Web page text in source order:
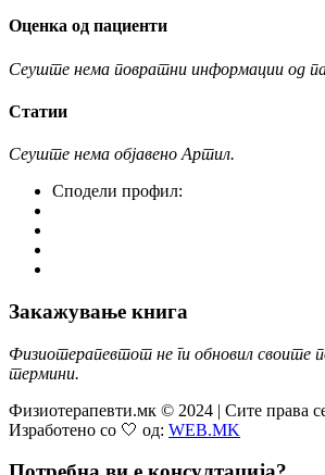
Оценка од пациенти
Сеуште нема повратни информации од
Статии
Сеуште нема објавено Артил.
Сподели профил:
Закажување книга
Физиотерапевтот не ги обновил своите
термини.
Физиотерапевти.мк © 2024 | Сите права
Изработено со 🤍 од: WEB.MK